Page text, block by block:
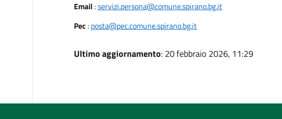
Email:servizi.persona@comune.spirano.bg.it
Pec: posta@pec.comune.spirano.bg.it
Ultimo aggiornamento: 20 febbraio 2026, 11:29